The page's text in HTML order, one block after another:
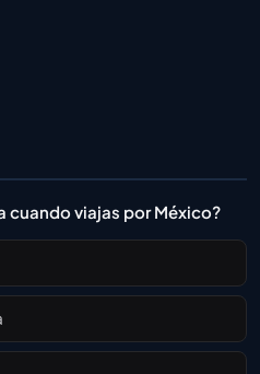
cuando viajas por México?